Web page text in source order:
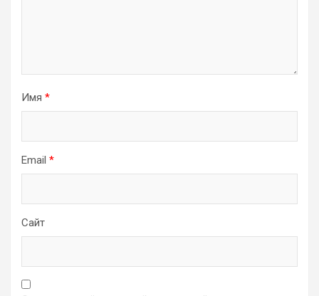
Имя *
Email *
Сайт